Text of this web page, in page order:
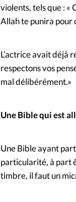
violents, tels que : «
Allah te punira pour
L’actrice avait déjà
respectons vos
mal délibérément.»
Une Bible qui est
Une Bible ayant
particularité, à part
timbre, il faut un